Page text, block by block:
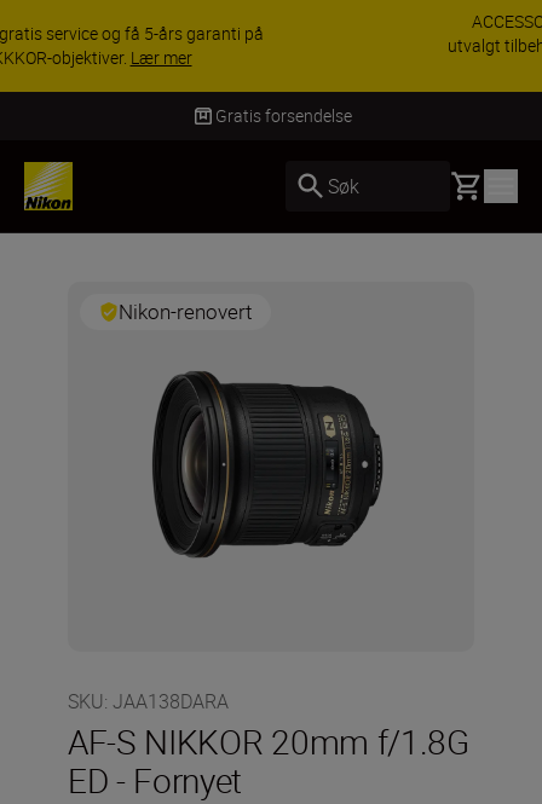
ACCESSORY SAVINGS | Få 15 % rabatt på
utvalgt tilbehør, gjør fotoutstyret komplett i dag.
Gratis forsendelse
Søk Basket
Nikon-renovert
SKU: JAA138DARA
AF-S NIKKOR 20mm f/1.8G
ED - Fornyet